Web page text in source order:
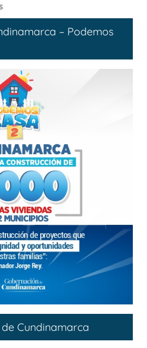
– Podemos
Cundinamarca